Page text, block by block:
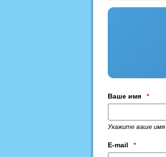
Ваше имя *
Укажите ваше имя
E-mail *